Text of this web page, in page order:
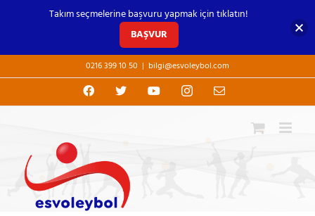
to
0216 399 10 50 | bilgi@esvoleybol.com
Facebook
X YouTubeInstagram
E-
Takım seçmelerine başvuru yapmak için tıklatın!
BAŞVUR